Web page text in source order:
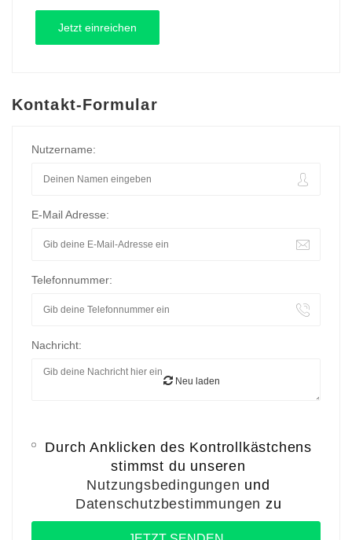
Kontakt-Formular
Nutzername:
E-Mail Adresse:
Telefonnummer:
Nachricht:
Neu laden
Durch Anklicken des Kontrollkästchens
stimmst du unseren
Nutzungsbedingungen und
Datenschutzbestimmungen zu